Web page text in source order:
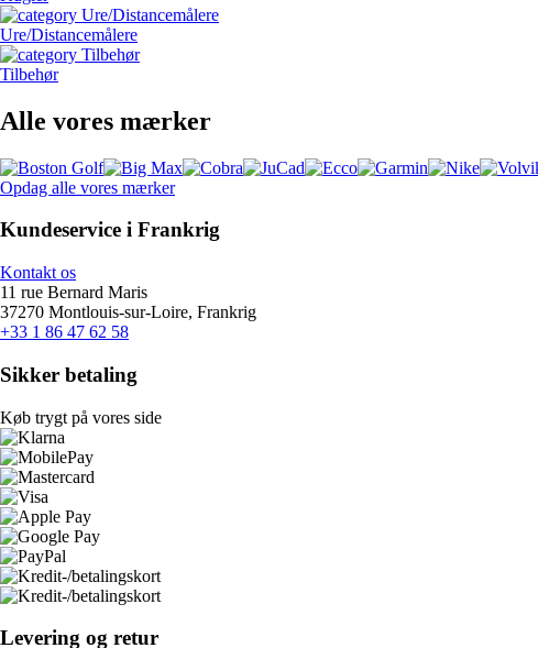
Ure/Distancemålere
Tilbehør
Alle vores mærker
Opdag alle vores mærker
Kundeservice i Frankrig
Kontakt os
11 rue Bernard Maris
37270 Montlouis-sur-Loire, Frankrig
+33 1 86 47 62 58
Sikker betaling
Køb trygt på vores side
Levering og retur